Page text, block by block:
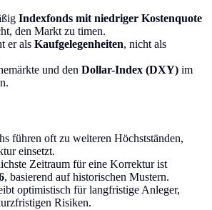
Indexfonds mit niedriger Kostenquote
den Markt zu timen.
er als Kaufgelegenheiten, nicht als
und den Dollar-Index (DXY) im
führen oft zu weiteren Höchstständen,
einsetzt.
Zeitraum für eine Korrektur ist
, basierend auf historischen Mustern.
optimistisch für langfristige Anleger,
Risiken.